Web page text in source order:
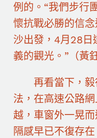
例的。“我們步行
懷抗戰必勝的信
沙出發，4月28日
義的觀光。”（黃
再看當下，
法，在高速公路
越，車窗外一晃
隔感早已不復存